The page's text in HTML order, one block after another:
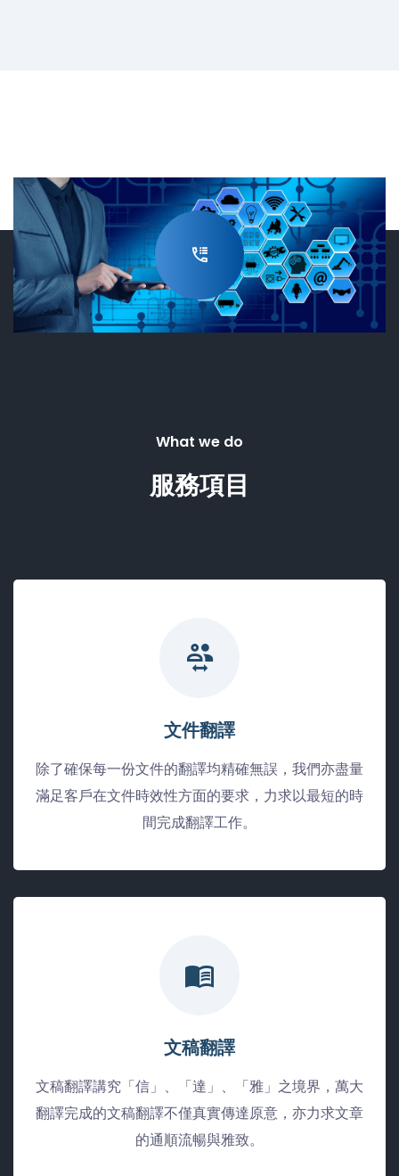
What we do
服務項目
文件翻譯
除了確保每一份文件的翻譯均精確無誤，我們亦盡量
滿足客戶在文件時效性方面的要求，力求以最短的時
間完成翻譯工作。
文稿翻譯
文稿翻譯講究「信」、「達」、「雅」之境界，萬大
翻譯完成的文稿翻譯不僅真實傳達原意，亦力求文章
的通順流暢與雅致。